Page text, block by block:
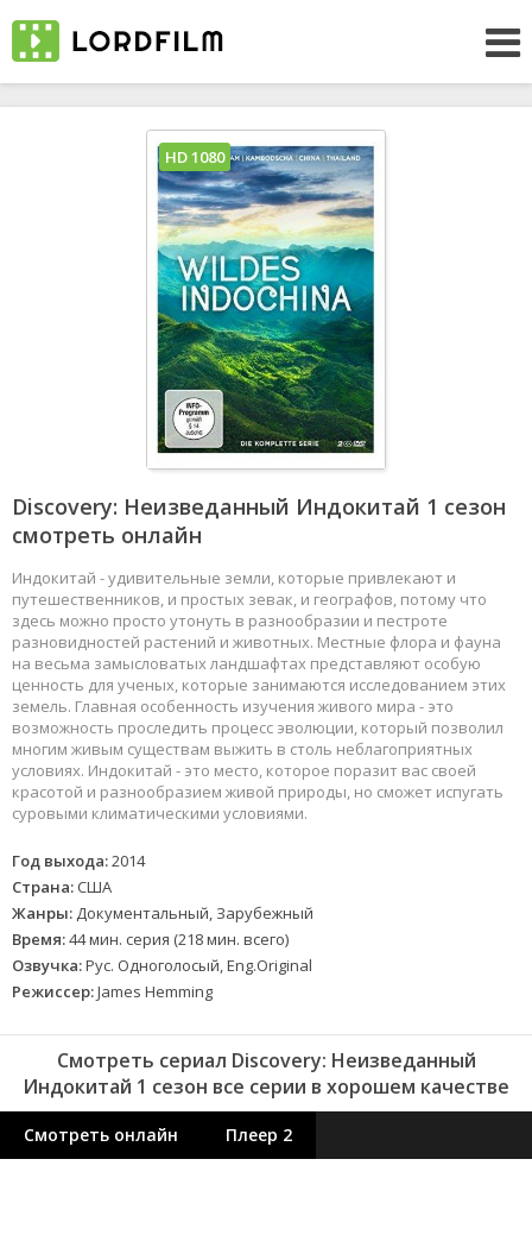
Discovery: Неизведанный Индокитай 1 сезон
смотреть онлайн
Индокитай - удивительные земли, которые привлекают и
путешественников, и простых зевак, и географов, потому что
здесь можно просто утонуть в разнообразии и пестроте
разновидностей растений и животных. Местные флора и фауна
на весьма замысловатых ландшафтах представляют особую
ценность для ученых, которые занимаются исследованием этих
земель. Главная особенность изучения живого мира - это
возможность проследить процесс эволюции, который позволил
многим живым существам выжить в столь неблагоприятных
условиях. Индокитай - это место, которое поразит вас своей
красотой и разнообразием живой природы, но сможет испугать
суровыми климатическими условиями.
Год выхода:2014
Страна: США
Жанры: Документальный, Зарубежный
Время:44 мин. серия (218 мин. всего)
Озвучка:Рус. Одноголосый, Eng.Original
Режиссер:James Hemming
HD 1080
Смотреть сериал Discovery: Неизведанный
Индокитай 1 сезон все серии в хорошем качестве
Смотреть онлайн Плеер 2